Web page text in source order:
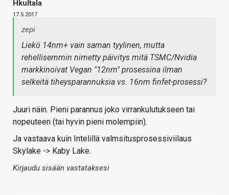
Hkultala
17.5.2017
zepi
Liekö 14nm+ vain saman tyylinen, mutta
rehellisemmin nimetty päivitys mitä TSMC/Nvidia
markkinoivat Vegan "12nm" prosessina ilman
selkeitä tiheysparannuksia vs. 16nm finfet-prosessi?
Juuri näin. Pieni parannus joko virrankulutukseen tai
nopeuteen (tai hyvin pieni molempiin).
Ja vastaava kuin Intelillä valmsitusprosessiviilaus
Skylake -> Kaby Lake.
Kirjaudu sisään vastataksesi